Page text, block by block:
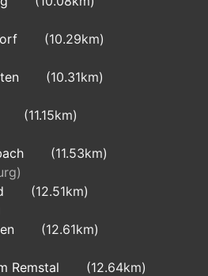
(10.29km)
(10.31km)
(11.15km)
(11.53km)
(12.51km)
(12.61km)
Remstal
(12.64km)